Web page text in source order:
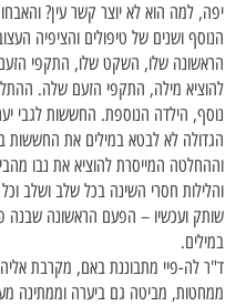
יפה, למה הוא לא יוצר קשר עין?
הנוסף ושנים של טיפולים והציפיה
הראשונה שלו, השקט שלו, התקפי
להוציא מילה, התקפי הזעם שלה.
נוסף, הילדה הנוספת. החששות לגבי
הגדולה לא לבטא במילים את החששות
וההחלטה המייסרת להוציא את נבו
והלילות חסרי השינה בכל שלב ושלב
שותק ועכשיו – הפעם הראשונה שבנה
במילים.
ד"ר לה-פיי מתבוננת באם, מקרבת
ממחטות, מביטה גם ביערה וממתינה